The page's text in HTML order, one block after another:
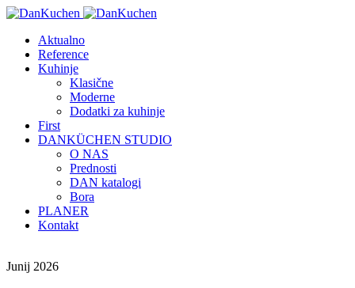
Aktualno
Reference
Kuhinje
Klasične
Moderne
Dodatki za kuhinje
First
DANKÜCHEN STUDIO
O NAS
Prednosti
DAN katalogi
Bora
PLANER
Kontakt
Junij 2026